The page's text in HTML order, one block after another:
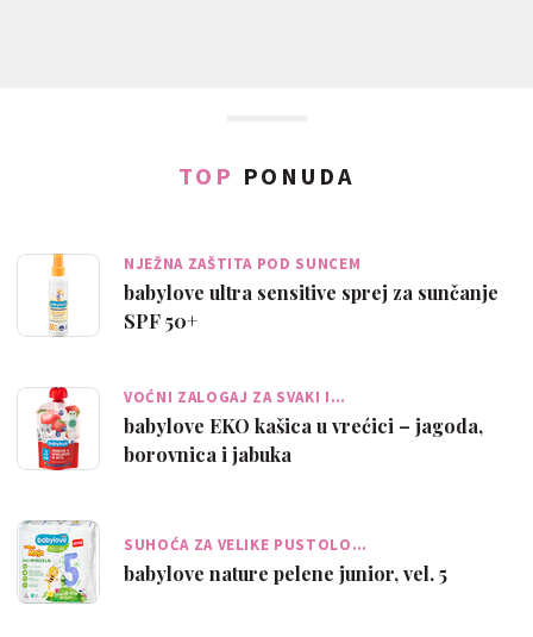
TOP PONUDA
NJEŽNA ZAŠTITA POD SUNCEM
babylove ultra sensitive sprej za sunčanje
SPF 50+
VOĆNI ZALOGAJ ZA SVAKI I…
babylove EKO kašica u vrećici – jagoda,
borovnica i jabuka
SUHOĆA ZA VELIKE PUSTOLO…
babylove nature pelene junior, vel. 5